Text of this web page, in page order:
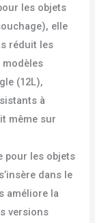
les objets
elle
réduit les
(12L),
à
même sur
pour les objets
dans le
améliore la
versions